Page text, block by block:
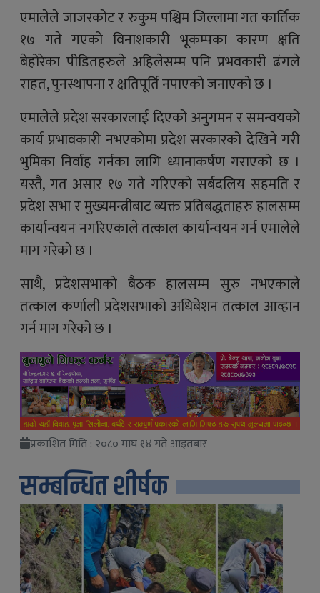
एमालेले जाजरकोट र रुकुम पश्चिम जिल्लामा गत कार्तिक
१७ गते गएको विनाशकारी भूकम्पका कारण क्षति
बेहोरेका पीडितहरुले अहिलेसम्म पनि प्रभवकारी ढंगले
राहत, पुनस्थापना र क्षतिपूर्ति नपाएको जनाएको छ ।
एमालेले प्रदेश सरकारलाई दिएको अनुगमन र समन्वयको
कार्य प्रभावकारी नभएकाेमा प्रदेश सरकारको देखिने गरी
भुमिका निर्वाह गर्नका लागि ध्यानाकर्षण गराएको छ ।
यस्तै, गत असार १७ गते गरिएको सर्बदलिय सहमति र
प्रदेश सभा र मुख्यमन्त्रीबाट ब्यक्त प्रतिबद्धताहरु हालसम्म
कार्यान्वयन नगरिएकाले तत्काल कार्यान्वयन गर्न एमालेले
माग गरेकाे छ ।
साथै, प्रदेशसभाको बैठक हालसम्म सुुरु नभएकाले
तत्काल कर्णाली प्रदेशसभाको अधिबेशन तत्काल आव्हान
गर्न माग गरेको छ ।
प्रकाशित मिति : २०८० माघ १४ गते आइतबार
सम्बन्धित शीर्षक